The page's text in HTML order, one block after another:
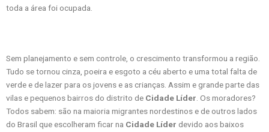
toda a área foi ocupada.
Sem planejamento e sem controle, o crescimento transformou a região.
Tudo se tornou cinza, poeira e esgoto a céu aberto e uma total falta de
verde e de lazer para os jovens e as crianças. Assim e grande parte das
vilas e pequenos bairros do distrito de Cidade Líder . Os moradores?
Todos sabem: são na maioria migrantes nordestinos e de outros lados
do Brasil que escolheram ficar na Cidade Líder devido aos baixos